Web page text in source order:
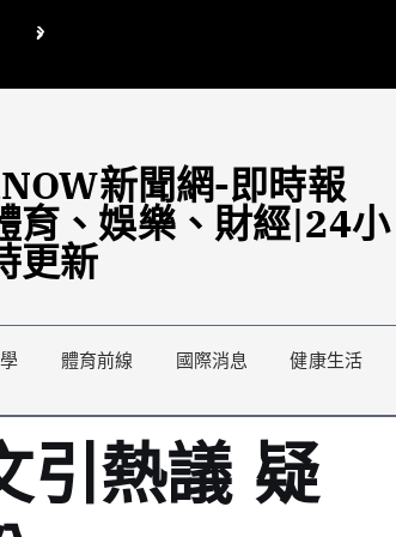
刪陸委會1295萬媒宣費惹議 梁文傑回「只能靠嘴巴」
新聞網-即時報
育、娛樂、財經|24小
更新
體育前線 國際消息 健康生活
引熱議 疑